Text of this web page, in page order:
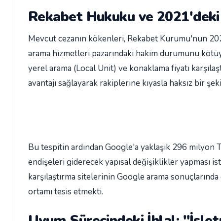
Rekabet Hukuku ve
Mevcut cezanın kökenleri, Rekabet Kurumu'nun
arama hizmetleri pazarındaki hakim durumunu
yerel arama (Local Unit) ve konaklama fiyatı
avantajı sağlayarak rakiplerine kıyasla haksız bir
Bu tespitin ardından Google'a yaklaşık 296 milyon
endişeleri giderecek yapısal değişiklikler yapması
karşılaştırma sitelerinin Google arama
ortamı tesis etmekti.